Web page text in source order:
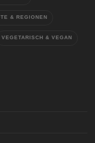
& REGIONEN
VEGETARISCH & VEGAN